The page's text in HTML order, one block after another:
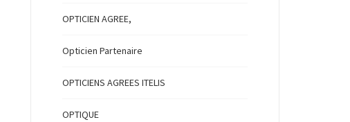
OPTICIEN AGREE,
Opticien Partenaire
OPTICIENS AGREES ITELIS
OPTIQUE